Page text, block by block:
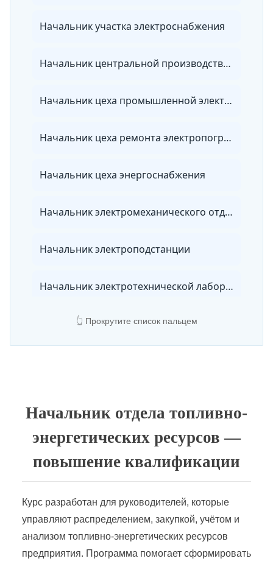
Начальник участка электроснабжения
Начальник центральной производственной лаборатории организации электроэнергетики
Начальник цеха промышленной электроники и автоматики
Начальник цеха ремонта электропогружного оборудования
Начальник цеха энергоснабжения
Начальник электромеханического отдела
Начальник электроподстанции
Начальник электротехнической лаборатории
Начальник энергосилового участка
Объекты электросетевого хозяйства
Организация электротехнической лаборатории
👆 Прокрутите список пальцем
Начальник отдела топливно-
энергетических ресурсов —
повышение квалификации
Курс разработан для руководителей, которые
управляют распределением, закупкой, учётом и
анализом топливно-энергетических ресурсов
предприятия. Программа помогает сформировать